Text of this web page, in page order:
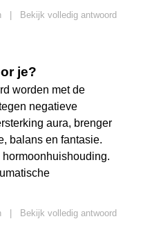
Bekijk volledig antwoord
je?
worden met de
negatieve
aura, brenger
balans en fantasie.
Bekijk volledig antwoord